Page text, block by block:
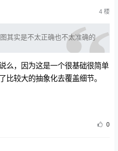
4楼
其实是不太正确也不太准确的
么，因为这是一个很基础很简单
比较大的抽象化去覆盖细节。
0